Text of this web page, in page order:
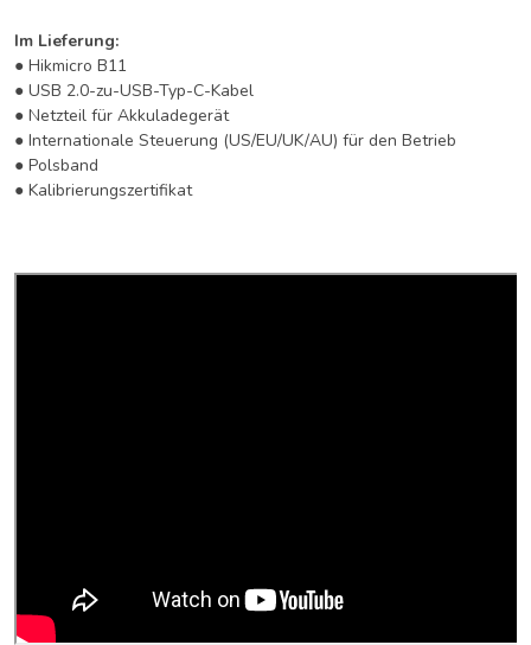
Im Lieferung:
● Hikmicro B11
● USB 2.0-zu-USB-Typ-C-Kabel
● Netzteil für Akkuladegerät
● Internationale Steuerung (US/EU/UK/AU) für den Betrieb
● Polsband
● Kalibrierungszertifikat